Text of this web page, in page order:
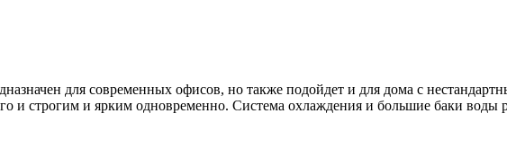
для современных офисов, но также подойдет и для дома с
и строгим и ярким одновременно. Система охлаждения и большие баки воды